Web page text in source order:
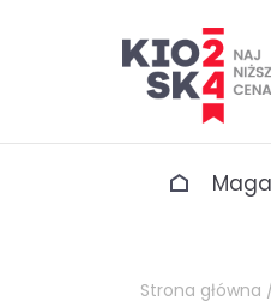
Strona główna /